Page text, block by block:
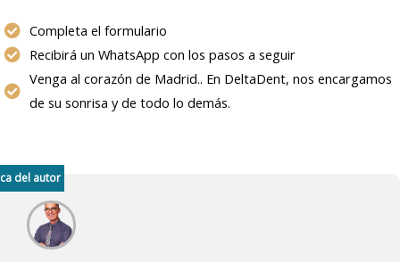
Completa el formulario
Recibirá un WhatsApp con los pasos a seguir
Venga al corazón de Madrid.. En DeltaDent, nos encargamos
de su sonrisa y de todo lo demás.
del autor